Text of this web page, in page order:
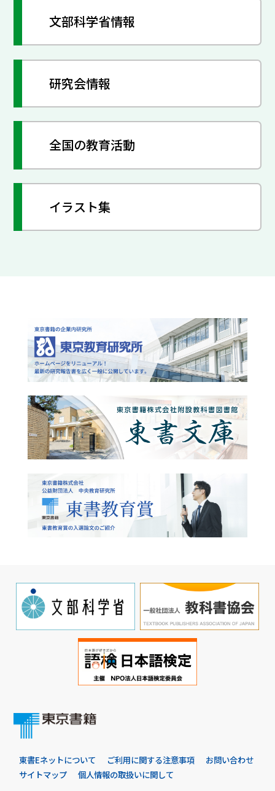
文部科学省情報
研究会情報
全国の教育活動
イラスト集
東書Eネットについて ご利用に関する注意事項
お問い合わせ
サイトマップ
個人情報の取扱いに関して